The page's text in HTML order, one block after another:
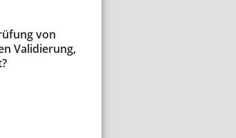
von
Validierung,